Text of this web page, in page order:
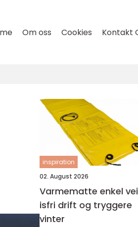
Om oss Cookies Kontakt
inspiration
02. August 2026
Varmematte enkel vei til
isfri drift og tryggere
vinter